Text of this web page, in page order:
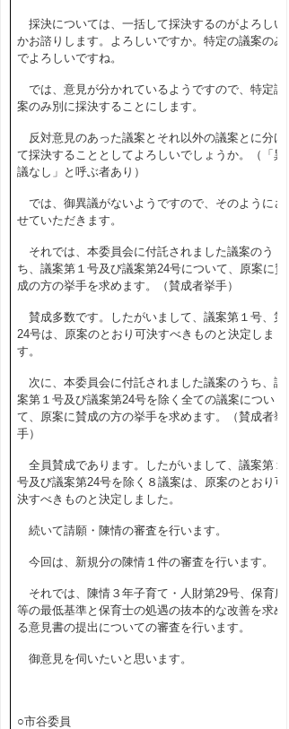
採決については、一括して採決するのがよろしい
かお諮りします。よろしいですか。特定の議案のみ
でよろしいですね。
では、意見が分かれているようですので、特定議
案のみ別に採決することにします。
反対意見のあった議案とそれ以外の議案とに分け
て採決することとしてよろしいでしょうか。（「異
議なし」と呼ぶ者あり）
では、御異議がないようですので、そのようにさ
せていただきます。
それでは、本委員会に付託されました議案のう
ち、議案第１号及び議案第24号について、原案に賛
成の方の挙手を求めます。（賛成者挙手）
賛成多数です。したがいまして、議案第１号、第
24号は、原案のとおり可決すべきものと決定しま
す。
次に、本委員会に付託されました議案のうち、議
案第１号及び議案第24号を除く全ての議案につい
て、原案に賛成の方の挙手を求めます。（賛成者挙
手）
全員賛成であります。したがいまして、議案第１
号及び議案第24号を除く８議案は、原案のとおり可
決すべきものと決定しました。
続いて請願・陳情の審査を行います。
今回は、新規分の陳情１件の審査を行います。
それでは、陳情３年子育て・人財第29号、保育所
等の最低基準と保育士の処遇の抜本的な改善を求め
る意見書の提出についての審査を行います。
御意見を伺いたいと思います。
○市谷委員